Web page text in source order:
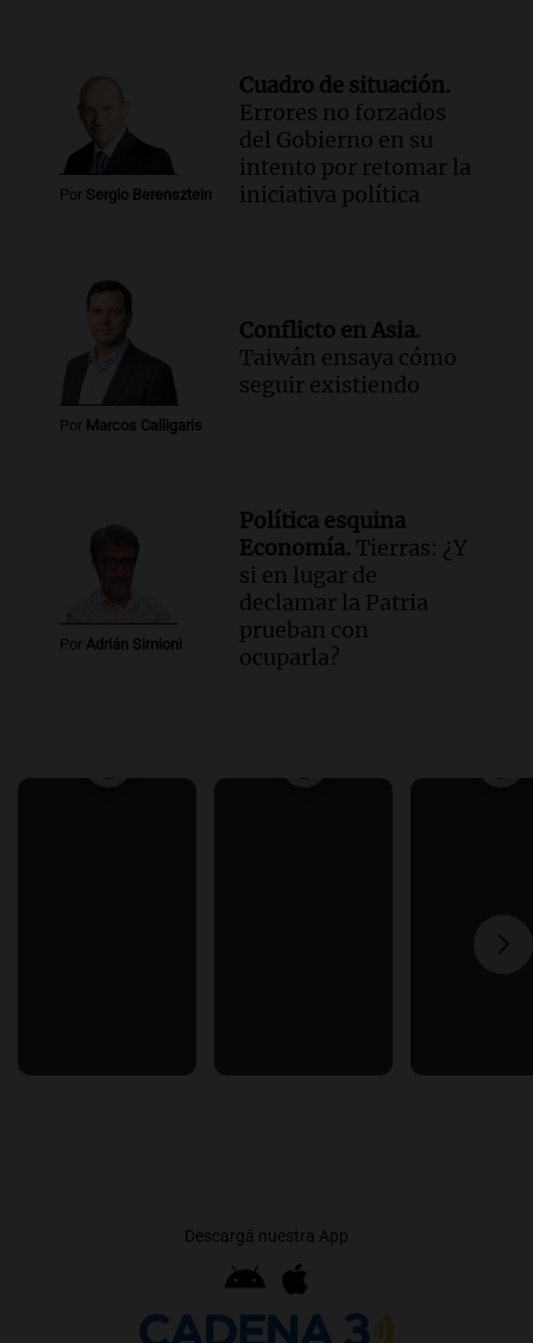
Por Sergio Berensztein
Cuadro de situación.
Errores no forzados
del Gobierno en su
intento por retomar la
iniciativa política
Por Marcos Calligaris
Conflicto en Asia.
Taiwán ensaya cómo
seguir existiendo
Por Adrián Simioni
Política esquina
Economía. Tierras: ¿Y
si en lugar de
declamar la Patria
prueban con
ocuparla?
Descargá nuestra App